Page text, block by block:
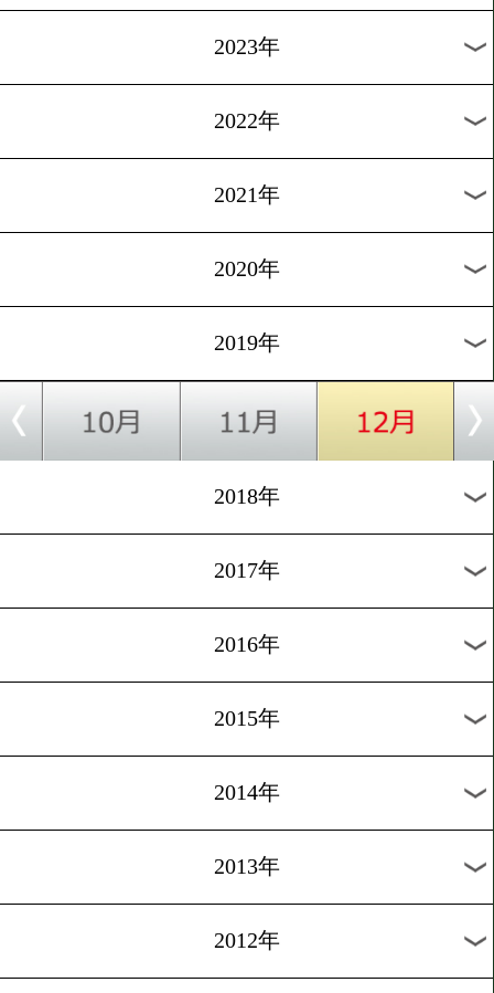
[ボクモバPPV生配信
今夜17時からライブ配信
世界戦
1
過去のニュース
2025年
2024年
2023年
2022年
2020年